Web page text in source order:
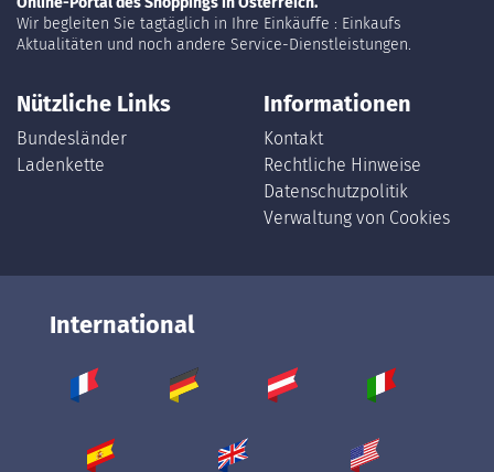
Wir begleiten Sie tagtäglich in Ihre Einkäuffe : Einkaufs
Aktualitäten und noch andere Service-Dienstleistungen.
Nützliche Links
Bundesländer
Ladenkette
Informationen
Kontakt
Rechtliche Hinweise
Datenschutzpolitik
Verwaltung von Cookies
International